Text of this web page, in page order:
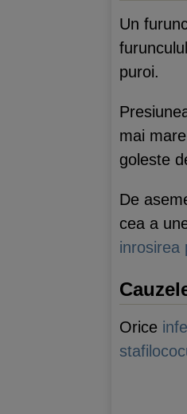
Un
puroi.
mai
goleste
De
cea a
inrosirea
Orice